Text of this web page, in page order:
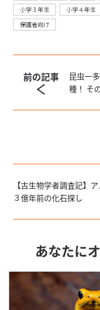
小学３年生
小学４年生
保護者向け
前の記事
昆虫一
種！ そ
【古生物学者調査記】
３億年前の化石探し
あなたに